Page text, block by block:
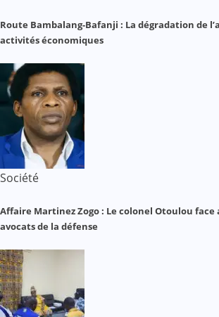
Route Bambalang-Bafanji : La dégradation de
activités économiques
Société
Affaire Martinez Zogo : Le colonel Otoulou face
avocats de la défense